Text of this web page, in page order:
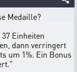
Medaille?
Einheiten
dann verringert
um 1%. Ein Bonus